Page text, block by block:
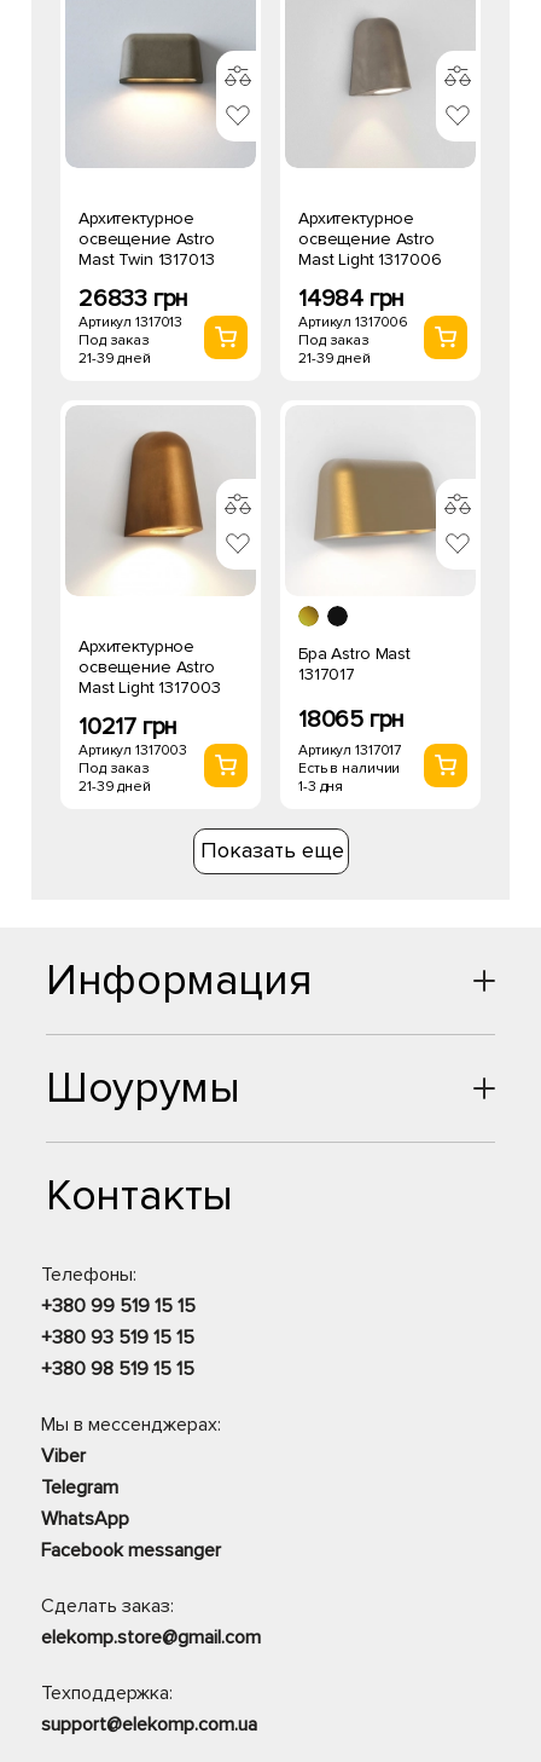
Архитектурное
освещение Astro
Mast Twin 1317013
26833 грн
Артикул 1317013
Под заказ
21-39 дней
Архитектурное
освещение Astro
Mast Light 1317006
14984 грн
Артикул 1317006
Под заказ
21-39 дней
Архитектурное
освещение Astro
Mast Light 1317003
10217 грн
Артикул 1317003
Под заказ
21-39 дней
Бра Astro Mast
1317017
18065 грн
Артикул 1317017
Есть в наличии
1-3 дня
Показать еще
Шоурумы
Контакты
Телефоны:
+380 99 519 15 15
+380 93 519 15 15
+380 98 519 15 15
Мы в мессенджерах:
Viber
Telegram
WhatsApp
Facebook messanger
Сделать заказ:
elekomp.store@gmail.com
Техподдержка:
support@elekomp.com.ua
Информация